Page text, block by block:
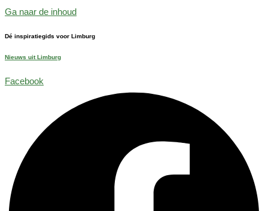
Ga naar de inhoud
Dé inspiratiegids voor Limburg
Nieuws uit Limburg
Facebook